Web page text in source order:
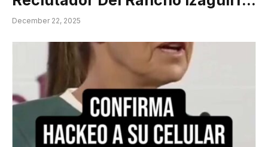
December 22, 2025